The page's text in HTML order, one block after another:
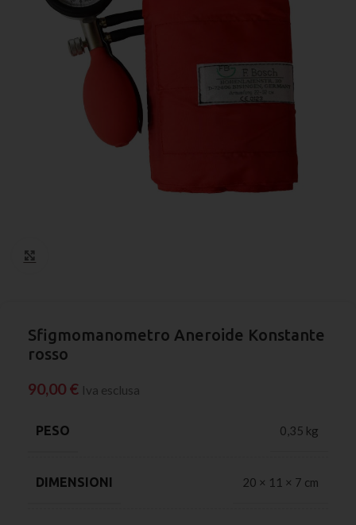
Sfigmomanometro Aneroide Konstante
rosso
90,00 € Iva esclusa
PESO 0,35 kg
DIMENSIONI 20 × 11 × 7 cm